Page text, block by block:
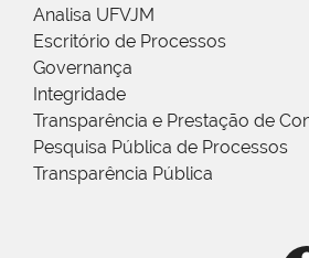
Analisa UFVJM
Escritório de Processos
Governança
Integridade
Transparência e Prestação de
Pesquisa Pública de Processos
Transparência Pública